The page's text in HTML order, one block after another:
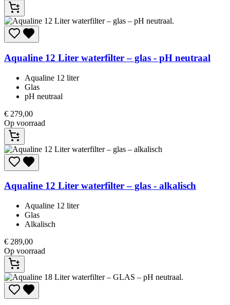
Aqualine 12 Liter waterfilter – glas - pH neutraal
Aqualine 12 liter
Glas
pH neutraal
€ 279,00
Op voorraad
Aqualine 12 Liter waterfilter – glas - alkalisch
Aqualine 12 liter
Glas
Alkalisch
€ 289,00
Op voorraad